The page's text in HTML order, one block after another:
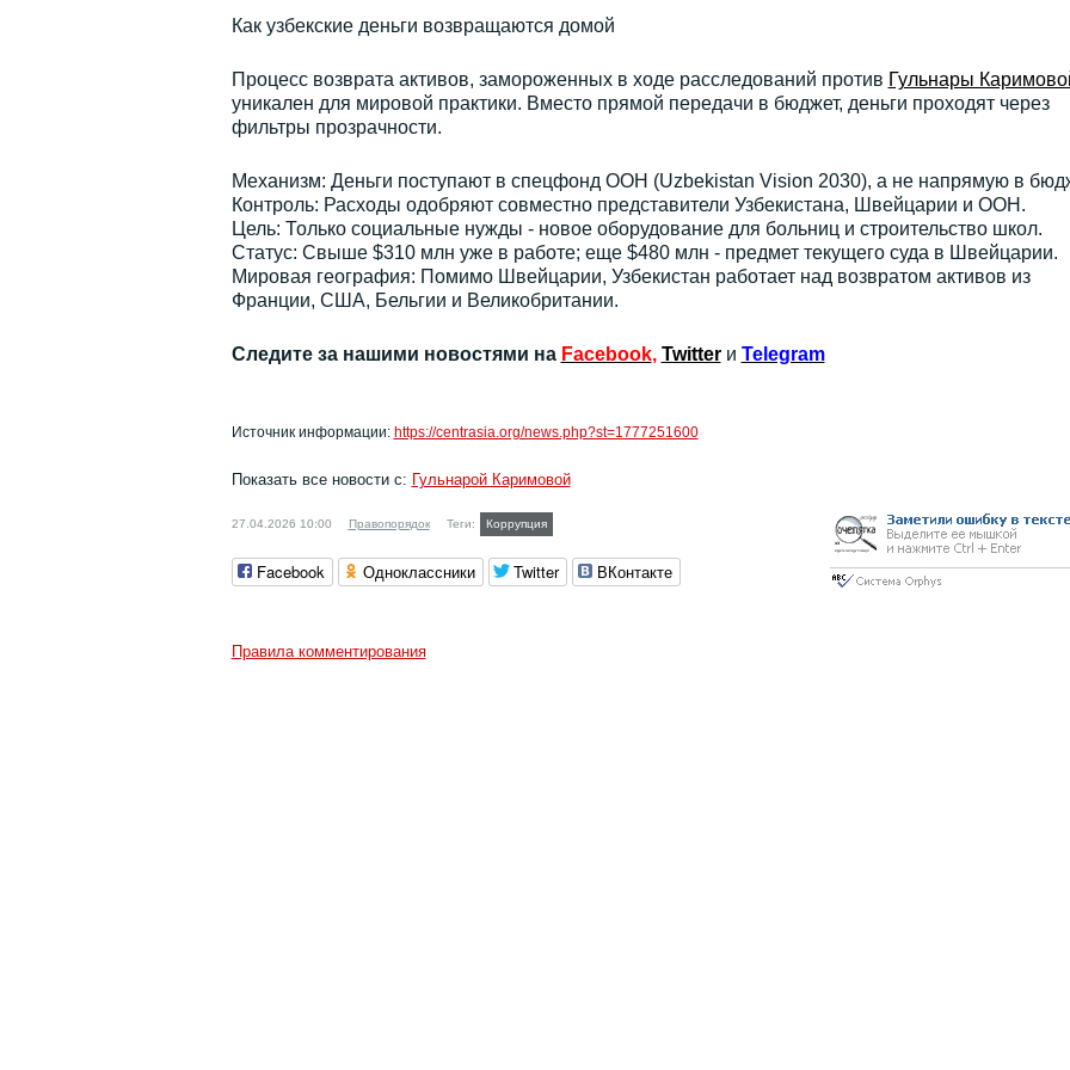
Как узбекские деньги возвращаются домой
Процесс возврата активов, замороженных в ходе расследований против Гульнары
уникален для мировой практики. Вместо прямой передачи в бюджет, деньги проходят через
фильтры прозрачности.
Механизм: Деньги поступают в спецфонд ООН (Uzbekistan Vision 2030), а не напрямую в
Контроль: Расходы одобряют совместно представители Узбекистана, Швейцарии и ООН.
Цель: Только социальные нужды - новое оборудование для больниц и строительство школ.
Статус: Свыше $310 млн уже в работе; еще $480 млн - предмет текущего суда в Швейцарии.
Мировая география: Помимо Швейцарии, Узбекистан работает над возвратом активов из
Франции, США, Бельгии и Великобритании.
Следите за нашими новостями на Facebook, Twitter и Telegram
Источник информации: https://centrasia.org/news.php?st=1777251600
Показать все новости с: Гульнарой Каримовой
27.04.2026 10:00 Правопорядок Теги: Коррупция
Facebook Одноклассники Twitter ВКонтакте
Правила комментирования